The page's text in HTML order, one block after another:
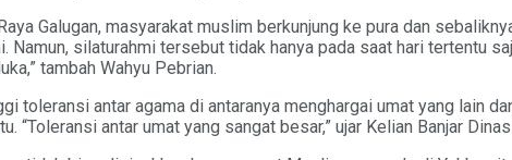
Galugan, masyarakat muslim berkunjung ke pura dan
silaturahmi tersebut tidak hanya pada saat hari tertentu
tambah Wahyu Pebrian.
toleransi antar agama di antaranya menghargai umat yang lain
antar umat yang sangat besar,” ujar Kelian Banjar